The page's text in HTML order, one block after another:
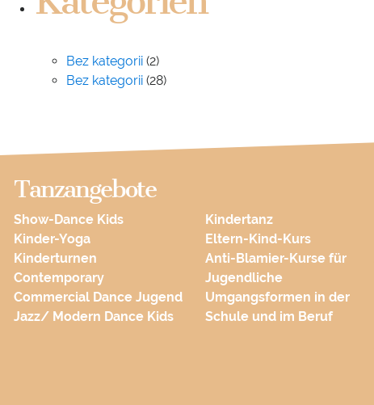
Bez kategorii (2)
Bez kategorii (28)
Tanzangebote
Show-Dance Kids
Kinder-Yoga
Kinderturnen
Contemporary
Commercial Dance Jugend
Jazz/ Modern Dance Kids
Kindertanz
Eltern-Kind-Kurs
Anti-Blamier-Kurse für
Jugendliche
Umgangsformen in der
Schule und im Beruf